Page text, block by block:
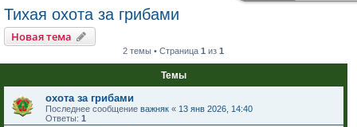
Тихая охота за грибами
Новая тема
2 темы • Страница1 из1
Темы
охота за грибами
Последнее сообщение важняк « 13 янв 2026, 14:40
Ответы: 1